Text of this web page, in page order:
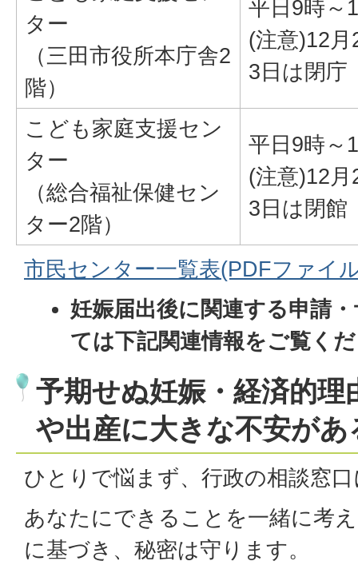
ター
（三田市役所本庁舎2
階）
平日9時～
(注意)12
3日は閉庁
こども家庭支援セン
ター
（総合福祉保健セン
ター2階）
平日9時～
(注意)12
3日は閉館
市民センター一覧表(PDFファイ
妊娠届出後に関連する申請
ては下記関連情報をご覧く
予期せぬ妊娠・経済的理
や出産に大きな不安があ
ひとりで悩まず、行政の相談窓
あなたにできることを一緒に考
に基づき、秘密は守ります。